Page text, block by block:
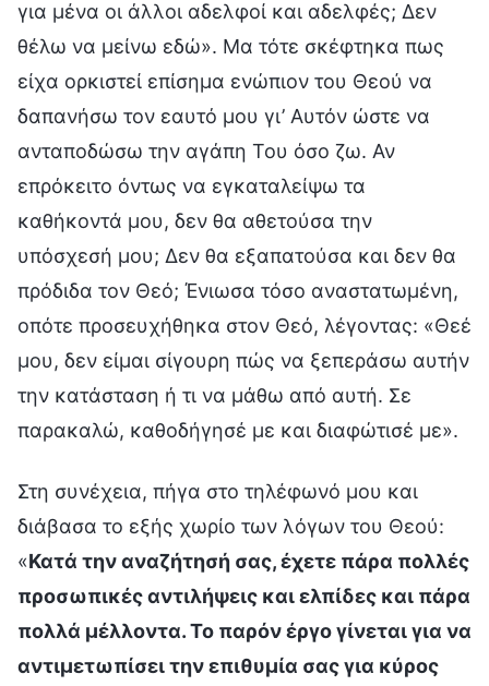
για μένα οι άλλοι αδελφοί και αδελφές; Δεν
θέλω να μείνω εδώ». Μα τότε σκέφτηκα πως
είχα ορκιστεί επίσημα ενώπιον του Θεού να
δαπανήσω τον εαυτό μου γι’ Αυτόν ώστε να
ανταποδώσω την αγάπη Του όσο ζω. Αν
επρόκειτο όντως να εγκαταλείψω τα
καθήκοντά μου, δεν θα αθετούσα την
υπόσχεσή μου; Δεν θα εξαπατούσα και δεν θα
πρόδιδα τον Θεό; Ένιωσα τόσο αναστατωμένη,
οπότε προσευχήθηκα στον Θεό, λέγοντας: «Θεέ
μου, δεν είμαι σίγουρη πώς να ξεπεράσω αυτήν
την κατάσταση ή τι να μάθω από αυτή. Σε
παρακαλώ, καθοδήγησέ με και διαφώτισέ με».
Στη συνέχεια, πήγα στο τηλέφωνό μου και
διάβασα το εξής χωρίο των λόγων του Θεού:
«Κατά την αναζήτησή σας, έχετε πάρα πολλές
προσωπικές αντιλήψεις και ελπίδες και πάρα
πολλά μέλλοντα. Το παρόν έργο γίνεται για να
αντιμετωπίσει την επιθυμία σας για κύρος